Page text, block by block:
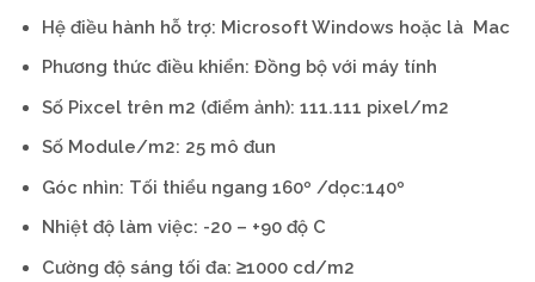
Hệ điều hành hỗ trợ: Microsoft Windows hoặc là Mac
Phương thức điều khiển: Đồng bộ với máy tính
Số Pixcel trên m2 (điểm ảnh): 111.111 pixel/m2
Số Module/m2: 25 mô đun
Góc nhìn: Tối thiểu ngang 160º /dọc:140º
Nhiệt độ làm việc: -20 – +90 độ C
Cường độ sáng tối đa: ≥1000 cd/m2